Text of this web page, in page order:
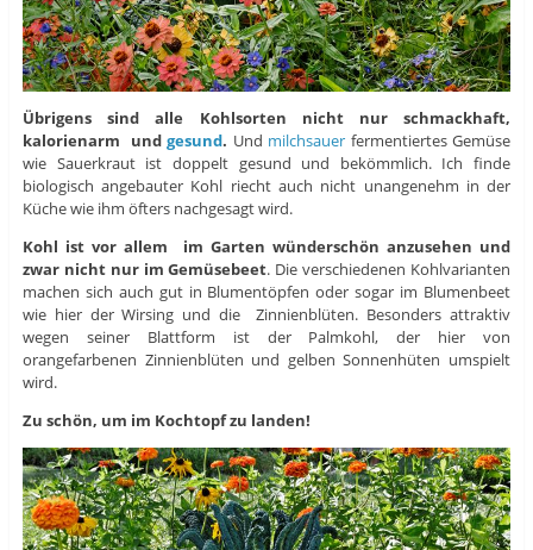
Übrigens sind alle Kohlsorten nicht nur schmackhaft,
kalorienarm undgesund. Und milchsauer fermentiertes Gemüse
wie Sauerkraut ist doppelt gesund und bekömmlich. Ich finde
biologisch angebauter Kohl riecht auch nicht unangenehm in der
Küche wie ihm öfters nachgesagt wird.
Kohl ist vor allem im Garten wünderschön anzusehen und
zwar nicht nur im Gemüsebeet. Die verschiedenen Kohlvarianten
machen sich auch gut in Blumentöpfen oder sogar im Blumenbeet
wie hier der Wirsing und die Zinnienblüten. Besonders attraktiv
wegen seiner Blattform ist der Palmkohl, der hier von
orangefarbenen Zinnienblüten und gelben Sonnenhüten umspielt
wird.
Zu schön, um im Kochtopf zu landen!